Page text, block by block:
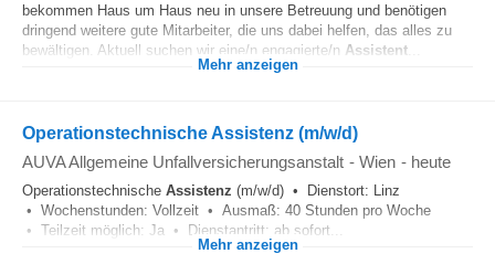
bekommen Haus um Haus neu in unsere Betreuung und benötigen
dringend weitere gute Mitarbeiter, die uns dabei helfen, das alles zu
bewältigen. Aktuell suchen wir eine/n engagierte/n Assistent
Mehr anzeigen
Operationstechnische Assistenz (m/w/d)
AUVA Allgemeine Unfallversicherungsanstalt - Wien - heute
Operationstechnische Assistenz (m/w/d) • Dienstort: Linz
• Wochenstunden: Vollzeit • Ausmaß: 40 Stunden pro Woche
• Teilzeit möglich: Ja • Dienstantritt: ab sofort...
Mehr anzeigen